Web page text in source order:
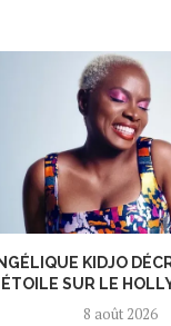
KIDJO
ÉTOILE SUR LE
8 août 2026